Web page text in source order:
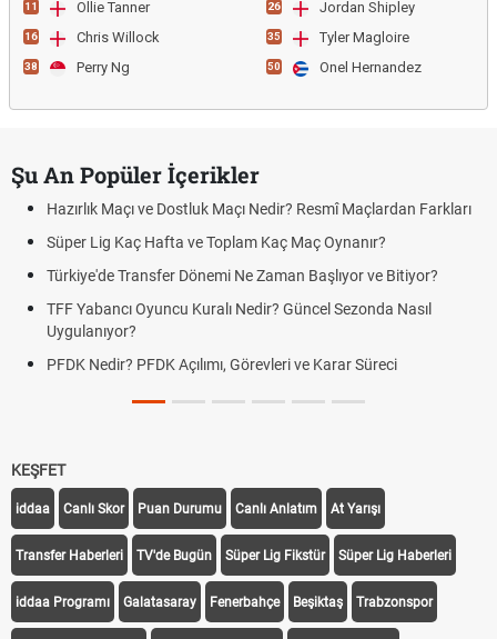
11 Ollie Tanner
16 Chris Willock
38 Perry Ng
26 Jordan Shipley
35 Tyler Magloire
50 Onel Hernandez
Şu An Popüler İçerikler
Hazırlık Maçı ve Dostluk Maçı Nedir? Resmî Maçlardan Farkları
Süper Lig Kaç Hafta ve Toplam Kaç Maç Oynanır?
Türkiye'de Transfer Dönemi Ne Zaman Başlıyor ve Bitiyor?
TFF Yabancı Oyuncu Kuralı Nedir? Güncel Sezonda Nasıl
Uygulanıyor?
PFDK Nedir? PFDK Açılımı, Görevleri ve Karar Süreci
KEŞFET
iddaa Canlı Skor Puan Durumu Canlı Anlatım At Yarışı
Transfer Haberleri TV'de Bugün Süper Lig Fikstür Süper Lig Haberleri
iddaa Programı Galatasaray Fenerbahçe Beşiktaş Trabzonspor